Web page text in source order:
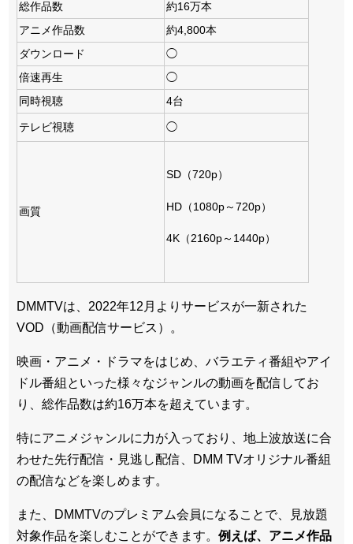
総作品数
約16万本
アニメ作品数
約4,800本
ダウンロード
◯
倍速再生
◯
同時視聴
4台
テレビ視聴 ◯
画質
SD（720p）
HD（1080p～720p）
4K（2160p～1440p）
DMMTVは、2022年12月よりサービスが一新された
VOD（動画配信サービス）。
映画・アニメ・ドラマをはじめ、バラエティ番組やアイ
ドル番組といった様々なジャンルの動画を配信してお
り、総作品数は約16万本を超えています。
特にアニメジャンルに力が入っており、地上波放送に合
わせた先行配信・見逃し配信、DMM TVオリジナル番組
の配信などを楽しめます。
また、DMMTVのプレミアム会員になることで、見放題
対象作品を楽しむことができます。 例えば、アニメ作品